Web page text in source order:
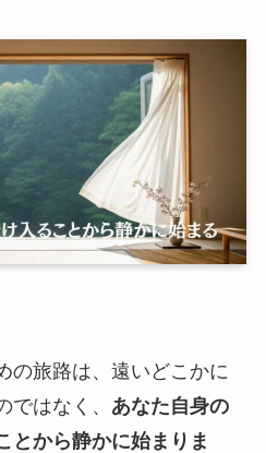
の旅路は、遠いどこかに
ではなく、 あなた自身の
とから静かに始まりま